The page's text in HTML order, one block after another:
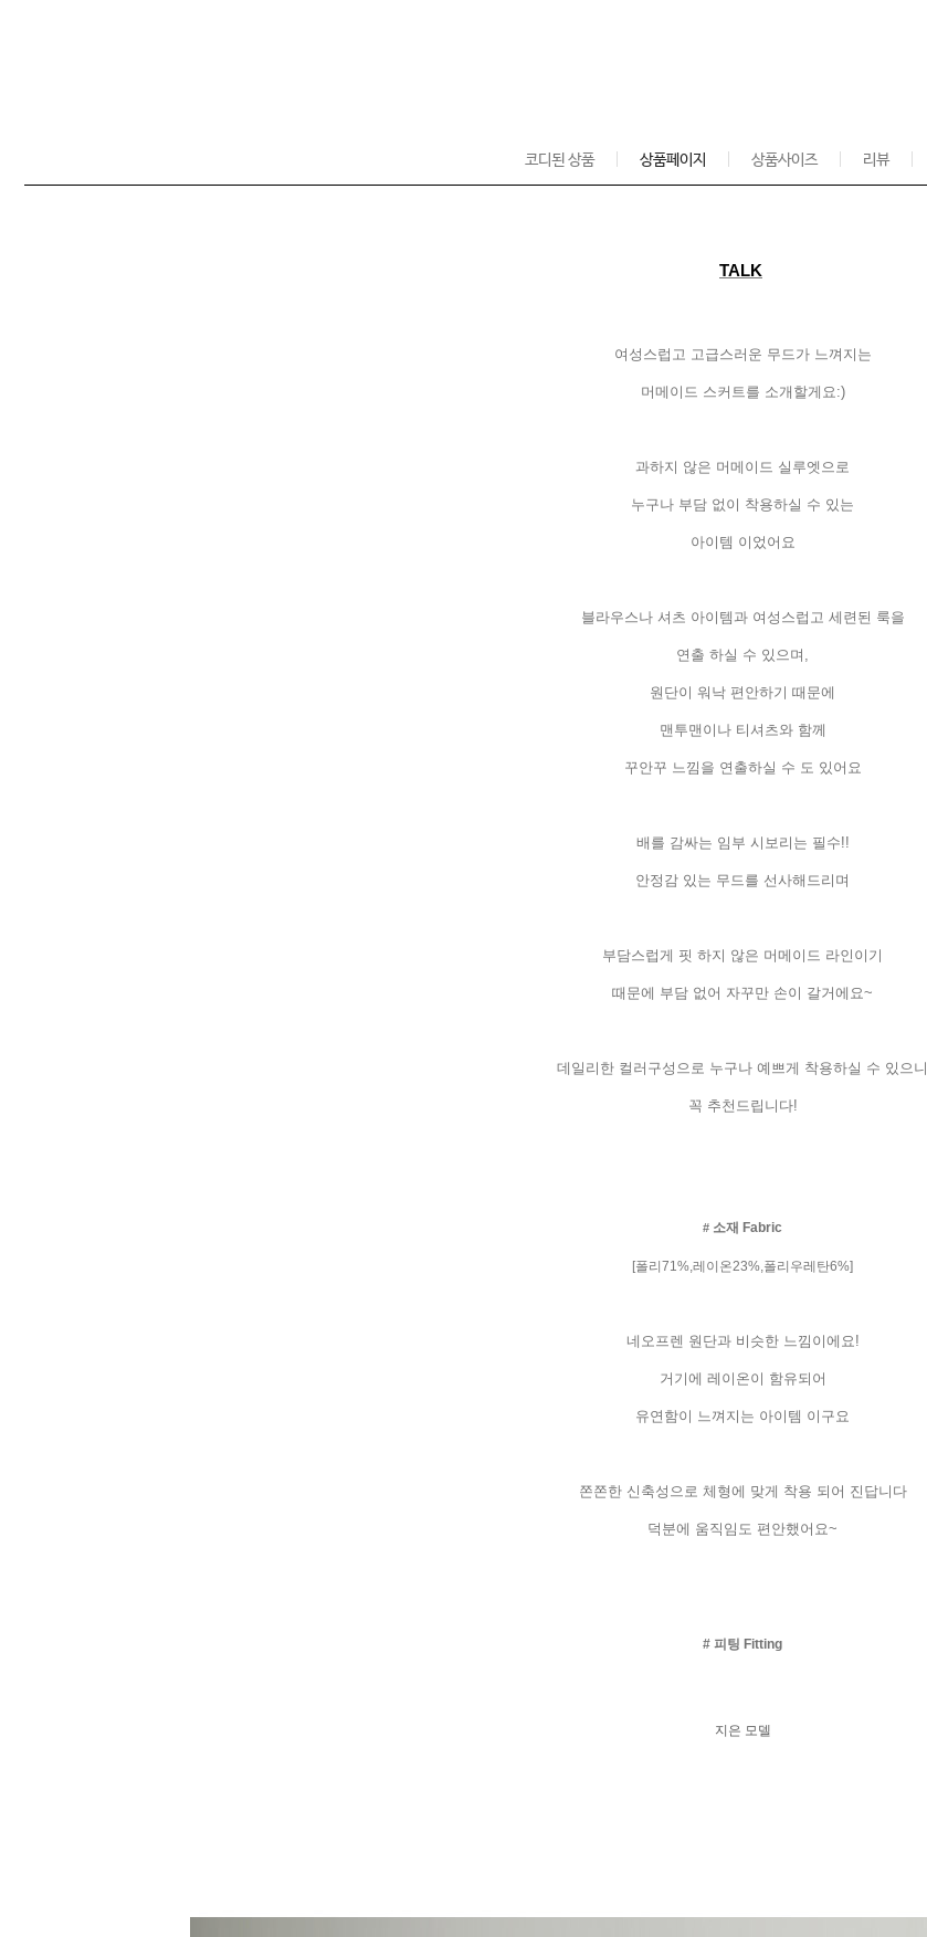
코디된 상품 상품페이지 상품사이즈 리뷰
TALK
여성스럽고 고급스러운 무드가 느껴지는
머메이드 스커트를 소개할게요:)
과하지 않은 머메이드 실루엣으로
누구나 부담 없이 착용하실 수 있는
아이템 이었어요
블라우스나 셔츠 아이템과 여성스럽고 세련된 룩을
연출 하실 수 있으며 ,
원단이 워낙 편안하기 때문에
맨투맨이나 티셔츠와 함께
꾸안꾸 느낌을 연출하실 수 도 있어요
배를 감싸는 임부 시보리는 필수!!
안정감 있는 무드를 선사해드리며
부담스럽게 핏 하지 않은 머메이드 라인이기
때문에 부담 없어 자꾸만 손이 갈거에요~
데일리한 컬러구성으로 누구나 예쁘게 착용하실 수 있으니
꼭 추천드립니다!
# 소재 Fabric
[폴리 71%,레이온23%,폴리우레탄6%]
네오프렌 원단과 비슷한 느낌이에요!
거기에 레이온이 함유되어
유연함이 느껴지는 아이템 이구요
쫀쫀한 신축성으로 체형에 맞게 착용 되어 진답니다
덕분에 움직임도 편안했어요~
# 피팅 Fitting
지은 모델